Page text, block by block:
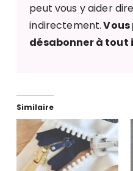
peut vous y aider
indirectement.Vous
désabonner à tout
Similaire